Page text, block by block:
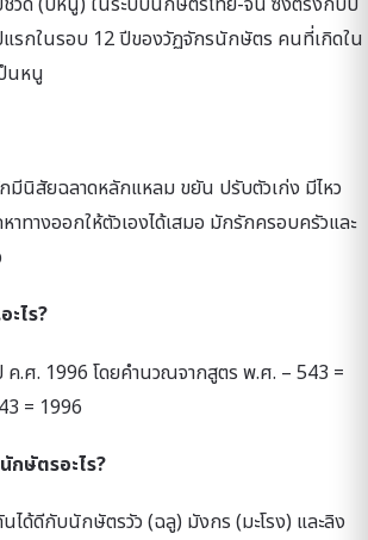
รกในรอบ 12 ปีของวัฏจักรนักษัตร คนที่เกิดใน
นหนู
นิสัยฉลาดหลักแหลม ขยัน ปรับตัวเก่ง มีไหว
ทางออกให้ตัวเองได้เสมอ มักรักครอบครัวและ
ไร?
.ศ. 1996 โดยคำนวณจากสูตร พ.ศ. – 543 =
= 1996
กษัตรอะไร?
ได้ดีกับนักษัตรวัว (ฉลู) มังกร (มะโรง) และลิง